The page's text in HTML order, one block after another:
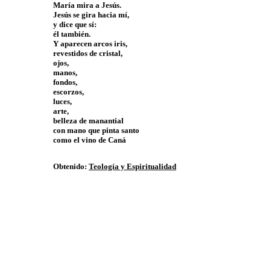
María mira a Jesús.
Jesús se gira hacia mí,
y dice que sí:
él también.
Y aparecen arcos iris,
revestidos de cristal,
ojos,
manos,
fondos,
escorzos,
luces,
arte,
belleza de manantial
con mano que pinta santo
como el vino de Caná
Obtenido: Teología y Espiritualidad